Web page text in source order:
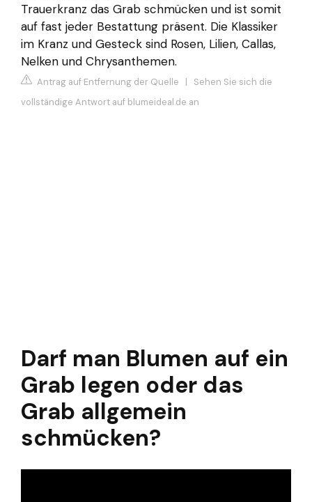
Trauerkranz das Grab schmücken und ist somit
auf fast jeder Bestattung präsent. Die Klassiker
im Kranz und Gesteck sind Rosen, Lilien, Callas,
Nelken und Chrysanthemen.
Antrag auf Entfernung der Quelle | Sehen Sie sich die
vollständige Antwort auf blumeideal.de an
Darf man Blumen auf ein
Grab legen oder das
Grab allgemein
schmücken?